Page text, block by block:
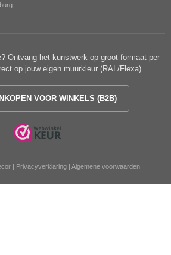
Ontvang het kunstwerk op groot formaat per
op jouw eigen muurkleur (RAL/Flexa).
VOOR WINKELS (B2B)
| Privacyverklaring | Algemene voorwaarden